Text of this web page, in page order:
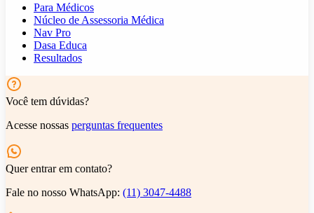
Para Médicos
Núcleo de Assessoria Médica
Nav Pro
Dasa Educa
Resultados
Você tem dúvidas?
Acesse nossas perguntas frequentes
Quer entrar em contato?
Fale no nosso WhatsApp: (11) 3047-4488